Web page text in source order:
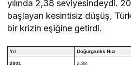
yılında 2,38 seviyesindeydi.
başlayan kesintisiz düşüş,
bir krizin eşiğine getirdi.
Yıl Doğurganlık Hızı
2001 2,38